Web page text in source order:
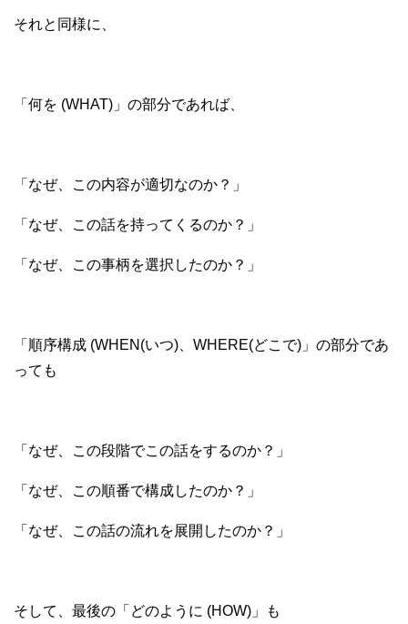
それと同様に、
「何を (WHAT)」の部分であれば、
「なぜ、この内容が適切なのか？」
「なぜ、この話を持ってくるのか？」
「なぜ、この事柄を選択したのか？」
「順序構成 (WHEN(いつ)、WHERE(どこで)」の部分であ
っても
「なぜ、この段階でこの話をするのか？」
「なぜ、この順番で構成したのか？」
「なぜ、この話の流れを展開したのか？」
そして、最後の「どのように (HOW)」も